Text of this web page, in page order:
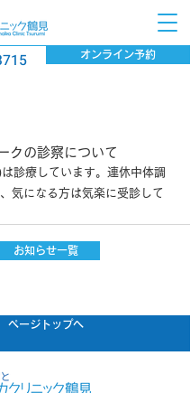
オンライン予約
クの診察について
診療しています。連休中体調
気になる方は気楽に受診して
お知らせ一覧
ページトップへ